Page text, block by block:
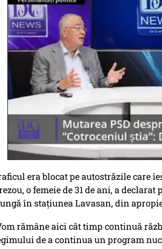
era blocat pe autostrăzile care
o femeie de 31 de ani, a
în stațiunea Lavasan, din
rămâne aici cât timp continuă
de a continua un program